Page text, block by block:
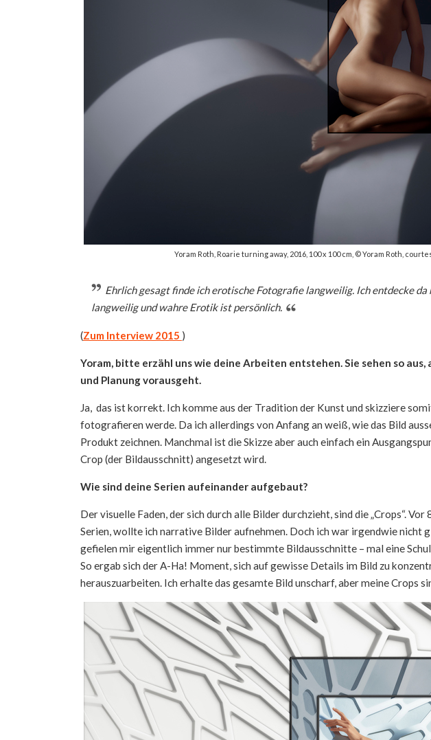
Yoram Roth, Roarie turning away, 2016, 100 x 100 cm, © Yoram Roth,
Ehrlich gesagt finde ich erotische Fotografie langweilig. Ich entdecke da
langweilig und wahre Erotik ist persönlich.
(Zum Interview 2015 )
Yoram, bitte erzähl uns wie deine Arbeiten entstehen. Sie sehen so
und Planung vorausgeht.
Ja, das ist korrekt. Ich komme aus der Tradition der Kunst und skizziere
fotografieren werde. Da ich allerdings von Anfang an weiß, wie das Bild
Produkt zeichnen. Manchmal ist die Skizze aber auch einfach ein
Crop (der Bildausschnitt) angesetzt wird.
Wie sind deine Serien aufeinander aufgebaut?
Der visuelle Faden, der sich durch alle Bilder durchzieht, sind die „Crops“. Vor
Serien, wollte ich narrative Bilder aufnehmen. Doch ich war irgendwie nicht
gefielen mir eigentlich immer nur bestimmte Bildausschnitte – mal eine
So ergab sich der A-Ha! Moment, sich auf gewisse Details im Bild zu
herauszuarbeiten. Ich erhalte das gesamte Bild unscharf, aber meine Crops